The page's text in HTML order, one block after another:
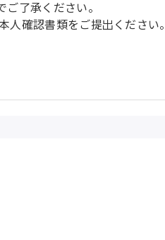
了承ください。
確認書類をご提出ください。